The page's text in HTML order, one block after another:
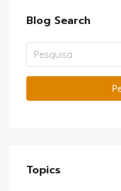
Blog Search
Topics